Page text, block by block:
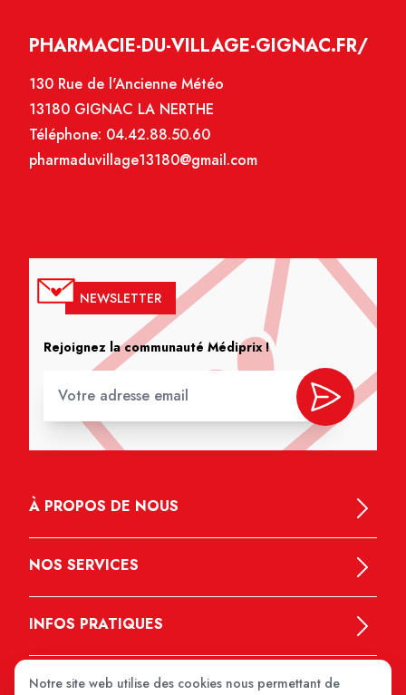
PHARMACIE-DU-VILLAGE-GIGNAC.FR/
130 Rue de l'Ancienne Météo
13180 GIGNAC LA NERTHE
Téléphone: 04.42.88.50.60
pharmaduvillage13180@gmail.com
NEWSLETTER
Rejoignez la communauté Médiprix !
À PROPOS DE NOUS
NOS SERVICES
INFOS PRATIQUES
Notre site web utilise des cookies nous permettant de